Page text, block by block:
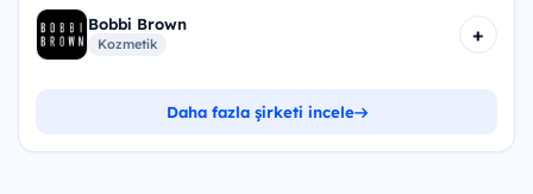
Bobbi Brown
Kozmetik +
Daha fazla şirketi incele